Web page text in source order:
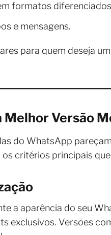
formatos
e mensagens.
para quem deseja
Versão
do WhatsApp
critérios principais
a aparência do seu
exclusivos. Versões